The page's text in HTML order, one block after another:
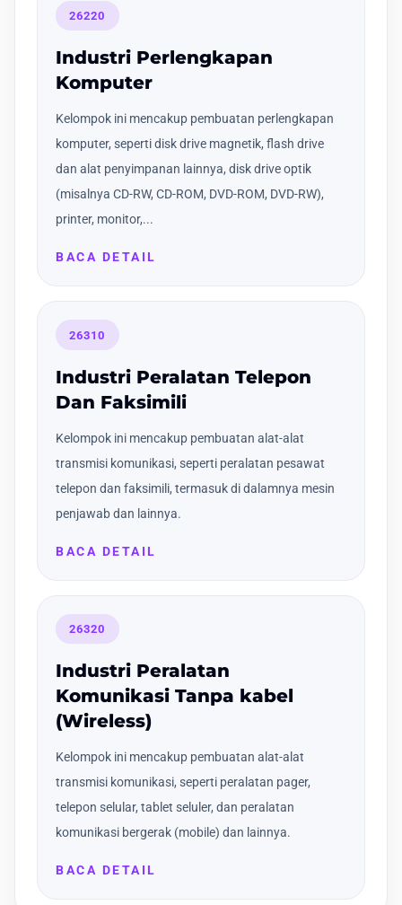
26220
Industri Perlengkapan
Komputer
Kelompok ini mencakup pembuatan perlengkapan
komputer, seperti disk drive magnetik, flash drive
dan alat penyimpanan lainnya, disk drive optik
(misalnya CD-RW, CD-ROM, DVD-ROM, DVD-RW),
printer, monitor,...
BACA DETAIL
26310
Industri Peralatan Telepon
Dan Faksimili
Kelompok ini mencakup pembuatan alat-alat
transmisi komunikasi, seperti peralatan pesawat
telepon dan faksimili, termasuk di dalamnya mesin
penjawab dan lainnya.
BACA DETAIL
26320
Industri Peralatan
Komunikasi Tanpa kabel
(Wireless)
Kelompok ini mencakup pembuatan alat-alat
transmisi komunikasi, seperti peralatan pager,
telepon selular, tablet seluler, dan peralatan
komunikasi bergerak (mobile) dan lainnya.
BACA DETAIL